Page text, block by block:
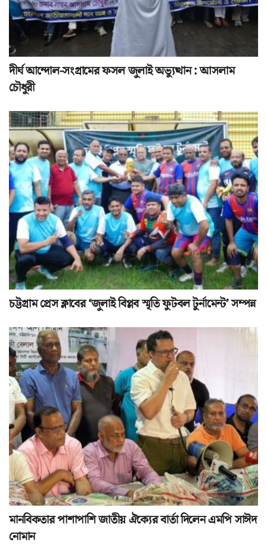
দীর্ঘ আন্দোল-সংগ্রামের ফসল জুলাই অভ্যুত্থান : আসলাম
চৌধুরী
চট্টগ্রাম প্রেস ক্লাবের ‘জুলাই বিপ্লব স্মৃতি ফুটবল টুর্নামেন্ট’ সম্পন্ন
মানবিকতার পাশাপাশি জাতীয় ঐক্যের বার্তা দিলেন এমপি সাঈদ
নোমান